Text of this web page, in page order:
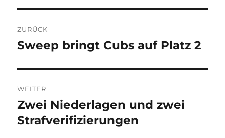
ZURÜCK
Vorheriger
Sweep bringt Cubs auf Platz 2
WEITER
Nächster
Beitrag:
Zwei Niederlagen und zwei
Strafverifizierungen